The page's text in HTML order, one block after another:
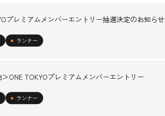
プレミアムメンバーエントリー抽選決定のお知らせ
ランナー
ONE TOKYOプレミアムメンバーエントリー
ランナー